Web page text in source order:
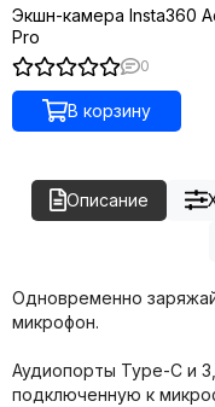
Экшн-камера Insta360
Pro
0
В корзину
Описание
Одновременно
микрофон.
Аудиопорты Type-C и
подключенную к